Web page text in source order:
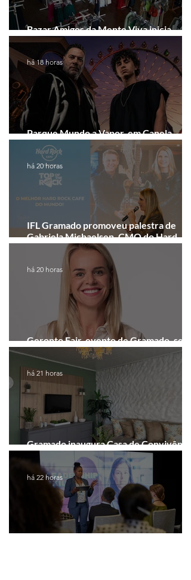
Bazar Amigos da Mente Viva inicia
arrecadação em Gramado e Canela
Parque Mundo a Vapor, em Canela,
recebe festival eletrônico em agosto
há 18 horas
IFL Gramado promoveu palestra de
Gabriela Michaelsen, CMO do Hard
Rock Cafe Gramado
há 20 horas
Geronto Fair, evento de Gramado, será
realizada em formato digital
há 20 horas
Gramado inaugura Casa de Convivência
dedicada às mulheres
há 21 horas
há 22 horas